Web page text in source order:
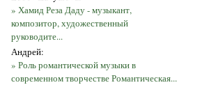
» Хамид Реза Даду - музыкант,
композитор, художественный
руководите...
Андрей:
» Роль романтической музыки в
современном творчестве Романтическая...